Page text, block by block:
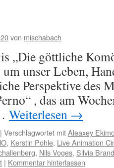
von mischabach
„Die göttliche
unser Leben,
Perspektive des
, das am
Weiterlesen →
| Verschlagwortet mitAleaxey
, Kerstin Pohle, Live Animation
, Nils Voges, Silvia
| Kommentar hinterlassen